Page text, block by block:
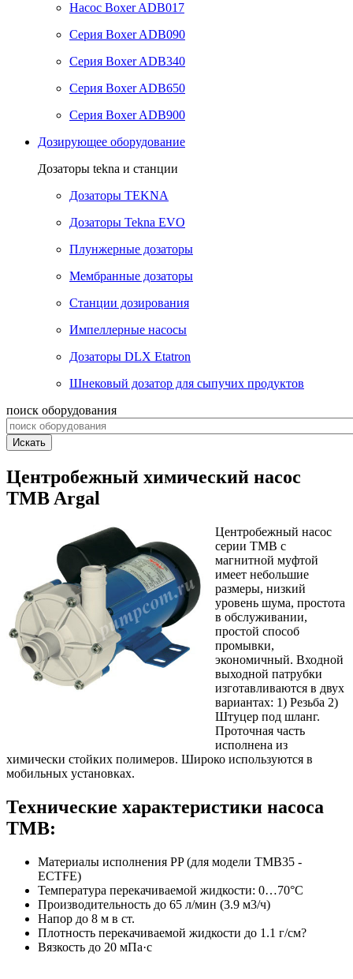
Насос Boxer ADB017
Серия Boxer ADB090
Серия Boxer ADB340
Серия Boxer ADB650
Серия Boxer ADB900
Дозирующее оборудование
Дозаторы tekna и станции
Дозаторы TEKNA
Дозаторы Tekna EVO
Плунжерные дозаторы
Мембранные дозаторы
Станции дозирования
Импеллерные насосы
Дозаторы DLX Etatron
Шнековый дозатор для сыпучих продуктов
поиск оборудования
Искать
Центробежный химический насос
TMB Argal
Центробежный насос
серии TMB с
магнитной муфтой
имеет небольшие
размеры, низкий
уровень шума, простота
в обслуживании,
простой способ
промывки,
экономичный. Входной
выходной патрубки
изготавливаются в двух
вариантах: 1) Резьба 2)
Штуцер под шланг.
Проточная часть
исполнена из
химически стойких полимеров. Широко используются в
мобильных установках.
Технические характеристики насоса
TMB:
Материалы исполнения PP (для модели ТМВ35 -
ECTFE)
Температура перекачиваемой жидкости: 0…70°С
Производительность до 65 л/мин (3.9 м3/ч)
Напор до 8 м в ст.
Плотность перекачиваемой жидкости до 1.1 г/см?
Вязкость до 20 мПа·с